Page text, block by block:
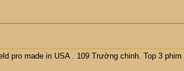
pro made in USA . 109 Trường chinh. Top 3